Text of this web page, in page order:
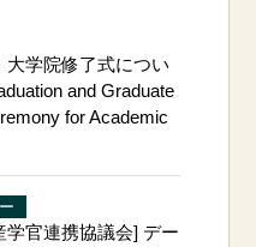
学院修了式につい
and Graduate
for Academic
学官連携協議会] デー